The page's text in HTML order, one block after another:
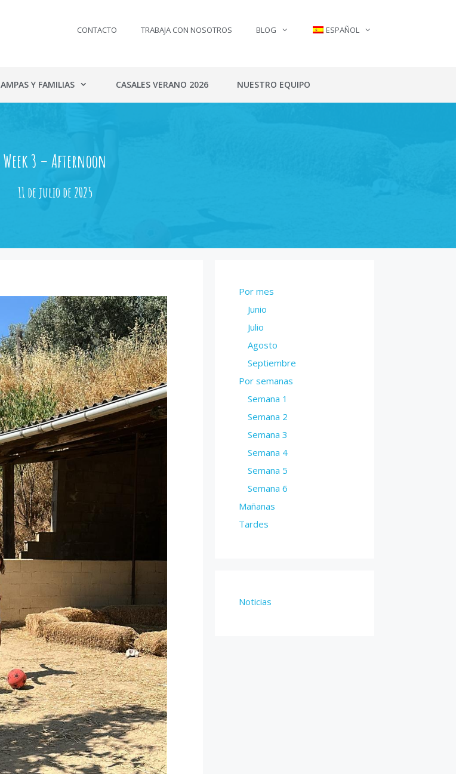
CONTACTO TRABAJA CON NOSOTROS BLOG ESPAÑOL
AMPAS Y FAMILIAS CASALES VERANO 2026 NUESTRO EQUIPO
Week 3 – Afternoon
11 de julio de 2025
Por mes
Junio
Julio
Agosto
Septiembre
Por semanas
Semana 1
Semana 2
Semana 3
Semana 4
Semana 5
Semana 6
Mañanas
Tardes
Noticias